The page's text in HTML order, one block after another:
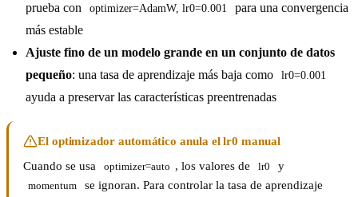
prueba con
optimizer=AdamW, lr0=0.001
para una convergencia
más estable
Ajuste fino de un modelo grande en un conjunto de datos
pequeño: una tasa de aprendizaje más baja como lr0=0.001
ayuda a preservar las características preentrenadas
El optimizador automático anula el lr0 manual
Cuando se usa
optimizer=auto , los valores de lr0 y
momentum
se ignoran. Para controlar la tasa de aprendizaje